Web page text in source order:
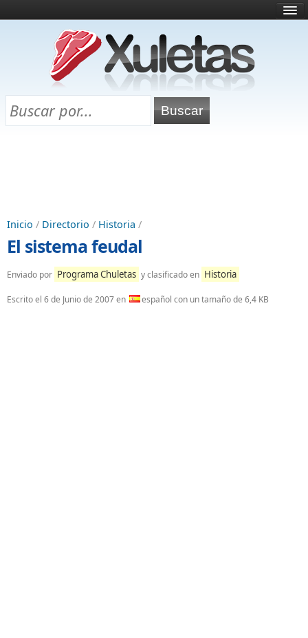
¿Qué es esto?
Directorio
Chuletas para exámenes
Inicio / Directorio / Historia /
El sistema feudal
Enviado por Programa Chuletas y clasificado en Historia
Escrito el 6 de Junio de 2007en español con un tamaño de 6,4 KB